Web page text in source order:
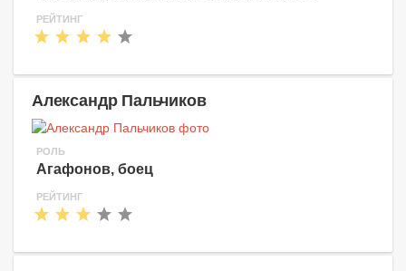
РЕЙТИНГ
Александр Пальчиков
РОЛЬ
Агафонов, боец
РЕЙТИНГ